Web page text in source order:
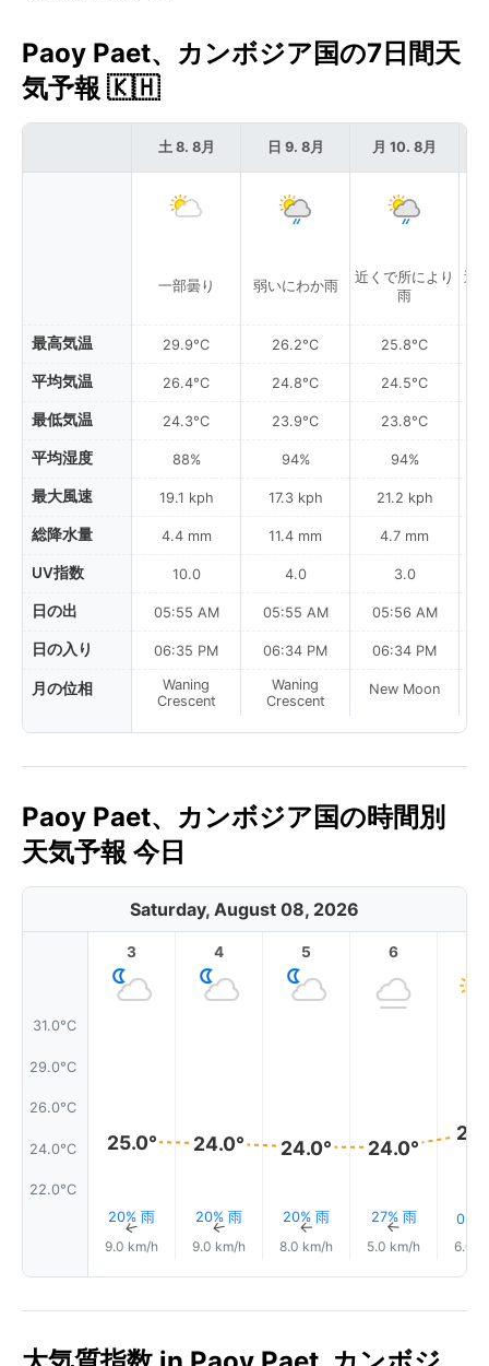
Paoy Paet、カンボジア国の7日間天
気予報 🇰🇭
最高気温
平均気温
最低気温
平均湿度
最大風速
総降水量
UV指数
日の出
日の入り
月の位相
土 8. 8月
一部曇り
29.9°C
26.4°C
24.3°C
88%
19.1 kph
4.4 mm
10.0
05:55 AM
06:35 PM
Waning
Crescent
日 9. 8月
弱いにわか雨
26.2°C
24.8°C
23.9°C
94%
17.3 kph
11.4 mm
4.0
05:55 AM
06:34 PM
Waning
Crescent
月 10. 8月
近くで所により
雨
25.8°C
24.5°C
23.8°C
94%
21.2 kph
4.7 mm
3.0
05:56 AM
06:34 PM
New Moon
近
Paoy Paet、カンボジア国の時間別
天気予報 今日
Saturday, August 08, 2026
31.0°C
29.0°C
26.0°C
24.0°C
22.0°C
3
25.0°
20% 雨
↑
9.0 km/h
4
24.0°
20% 雨
↑
9.0 km/h
5
24.0°
20% 雨
↑
8.0 km/h
6
24.0°
27% 雨
↑
5.0 km/h
0.0
6.0